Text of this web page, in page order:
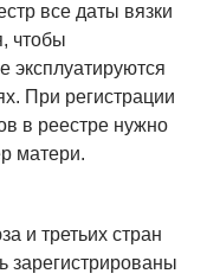
все даты вязки
чтобы
эксплуатируются
При регистрации
в реестре нужно
матери.
и третьих стран